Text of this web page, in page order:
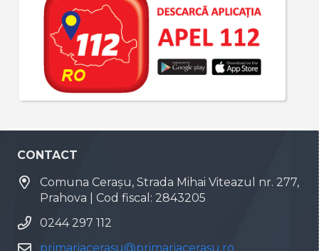
CONTACT
Comuna Cerașu, Strada Mihai Viteazul nr. 277,
Prahova | Cod fiscal: 2843205
0244 297 112
primariacerasu@primariacerasu.ro